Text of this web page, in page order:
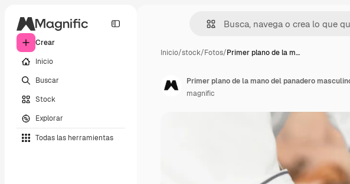
Crear
Inicio
Buscar
Stock
Explorar
Todas las herramientas
Inicio/stock/Fotos/Primer plano de la m…
magnific